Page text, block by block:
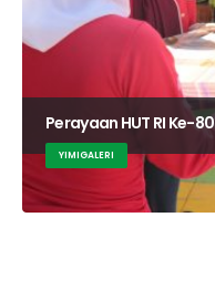
Perayaan HUT RI Ke-80
YIMIGALERI